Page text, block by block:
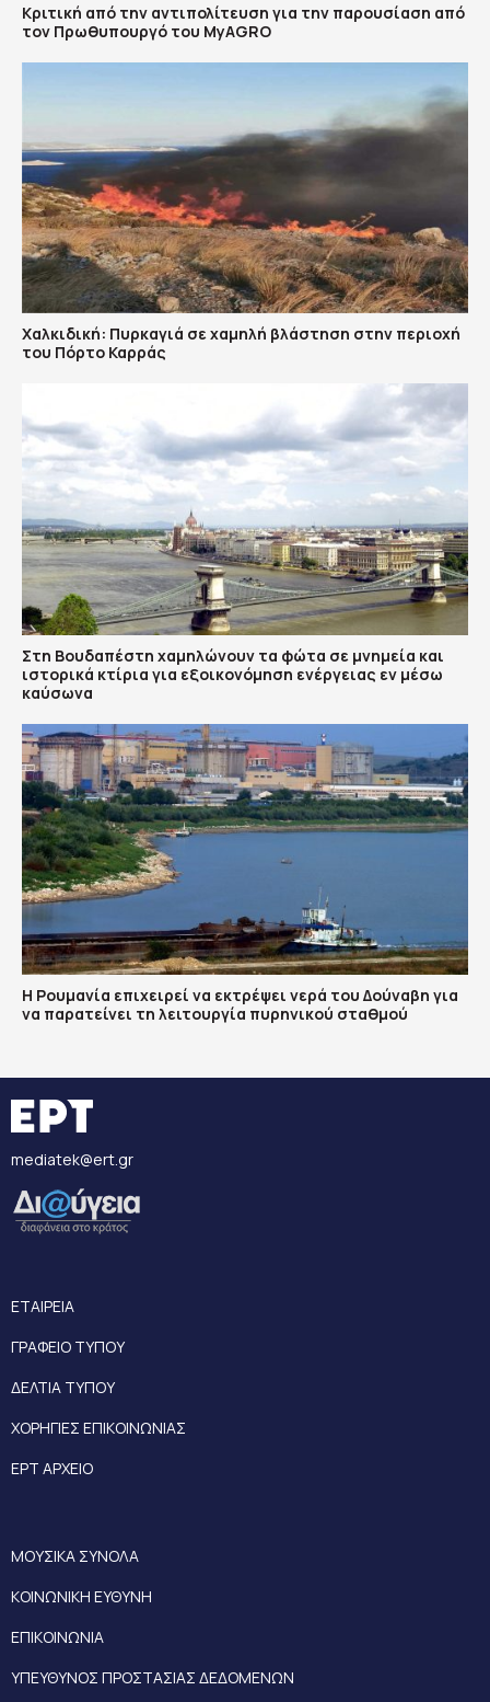
Κριτική από την αντιπολίτευση για την παρουσίαση από
τον Πρωθυπουργό του MyAGRO
Χαλκιδική: Πυρκαγιά σε χαμηλή βλάστηση στην περιοχή
του Πόρτο Καρράς
Στη Βουδαπέστη χαμηλώνουν τα φώτα σε μνημεία και
ιστορικά κτίρια για εξοικονόμηση ενέργειας εν μέσω
καύσωνα
Η Ρουμανία επιχειρεί να εκτρέψει νερά του Δούναβη για
να παρατείνει τη λειτουργία πυρηνικού σταθμού
mediatek@ert.gr
ΕΤΑΙΡΕΙΑ
ΓΡΑΦΕΙΟ ΤΥΠΟΥ
ΔΕΛΤΙΑ ΤΥΠΟΥ
ΧΟΡΗΓΙΕΣ ΕΠΙΚΟΙΝΩΝΙΑΣ
ΕΡΤ ΑΡΧΕΙΟ
ΜΟΥΣΙΚΑ ΣΥΝΟΛΑ
ΚΟΙΝΩΝΙΚΗ ΕΥΘΥΝΗ
ΕΠΙΚΟΙΝΩΝΙΑ
ΥΠΕΥΘΥΝΟΣ ΠΡΟΣΤΑΣΙΑΣ ΔΕΔΟΜΕΝΩΝ